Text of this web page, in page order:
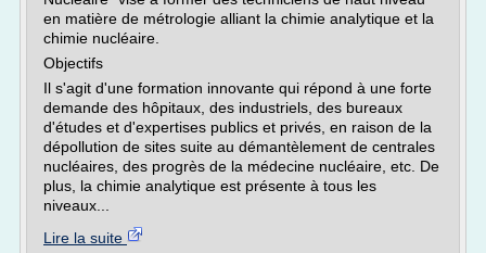
en matière de métrologie alliant la chimie analytique et la
chimie nucléaire.
Objectifs
Il s'agit d'une formation innovante qui répond à une forte
demande des hôpitaux, des industriels, des bureaux
d'études et d'expertises publics et privés, en raison de la
dépollution de sites suite au démantèlement de centrales
nucléaires, des progrès de la médecine nucléaire, etc. De
plus, la chimie analytique est présente à tous les
niveaux...
Lire la suite